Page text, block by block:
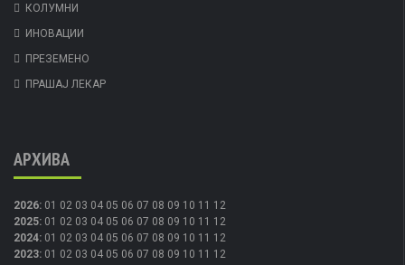
КОЛУМНИ
ИНОВАЦИИ
ПРЕЗЕМЕНО
ПРАШАЈ ЛЕКАР
АРХИВА
2026: 01 02 03 04 05 06 07 08 09 10 11 12
2025: 01 02 03 04 05 06 07 08 09 10 11 12
2024: 01 02 03 04 05 06 07 08 09 10 11 12
2023: 01 02 03 04 05 06 07 08 09 10 11 12